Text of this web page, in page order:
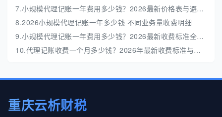
7.小规模代理记账一年费用多少钱？2026最新价格表与避坑指南
8.2026小规模代理记账一年多少钱 不同业务量收费明细
9.小规模代理记账一年费用多少钱？2026最新收费标准全解析
10.代理记账收费一个月多少钱？2026年最新收费标准与避坑指南
重庆云析财税